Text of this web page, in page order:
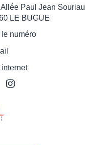
Paul Jean Souriau
LE BUGUE
le numéro
internet